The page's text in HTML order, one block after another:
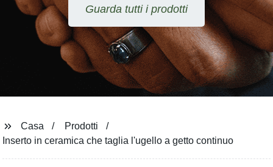
Guarda tutti i prodotti
Casa
Prodotti
Inserto in ceramica che taglia l'ugello a getto continuo